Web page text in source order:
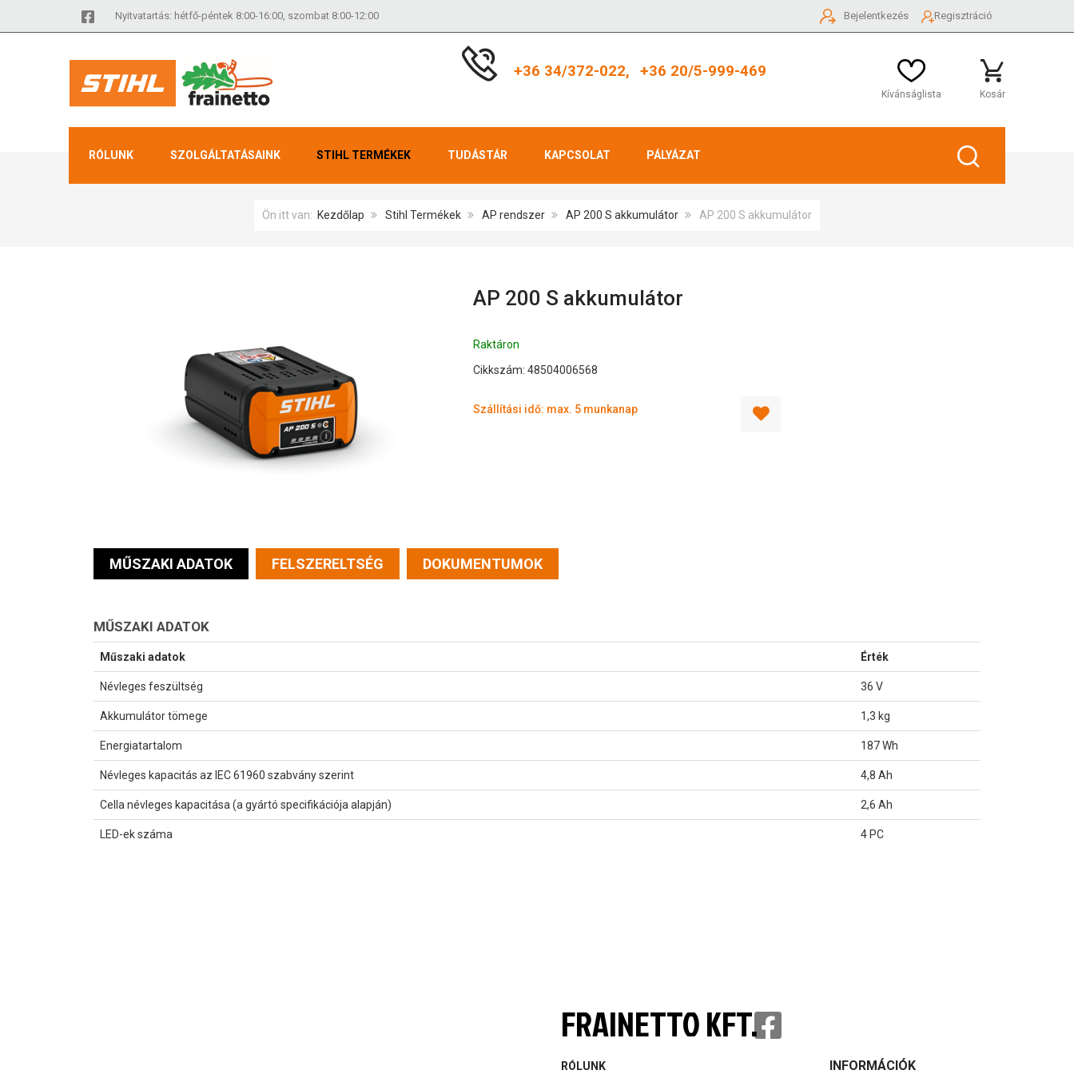
Nyitvatartás: hétfő-péntek 8:00-16:00, szombat 8:00-12:00 Bejelentkezés Regisztráció
+36 34/372-022, +36 20/5-999-469
Kívánságlista Kosár
RÓLUNK SZOLGÁLTATÁSAINK STIHL TERMÉKEK TUDÁSTÁR KAPCSOLAT PÁLYÁZAT
Ön itt van: Kezdőlap Stihl Termékek AP rendszer AP 200 S akkumulátor AP 200 S akkumulátor
AP 200 S akkumulátor
Raktáron
Cikkszám: 48504006568
Szállítási idő: max. 5 munkanap
MŰSZAKI ADATOK FELSZERELTSÉG DOKUMENTUMOK
MŰSZAKI ADATOK
Műszaki adatok Érték
Névleges feszültség 36 V
Akkumulátor tömege 1,3 kg
Energiatartalom 187 Wh
Névleges kapacitás az IEC 61960 szabvány szerint 4,8 Ah
Cella névleges kapacitása (a gyártó specifikációja alapján) 2,6 Ah
LED-ek száma 4 PC
FRAINETTO KFT.
RÓLUNK INFORMÁCIÓK